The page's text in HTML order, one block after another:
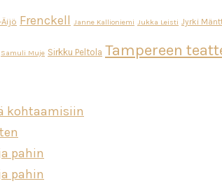
Äijö Frenckell Janne Kallioniemi Jukka Leisti Jyrki
Samuli Muje Sirkku Peltola Tampereen
kohtaamisiin
pahin
pahin